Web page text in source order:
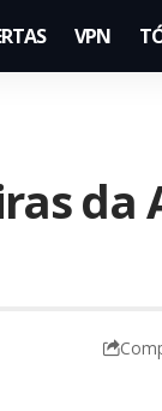
VPN
da